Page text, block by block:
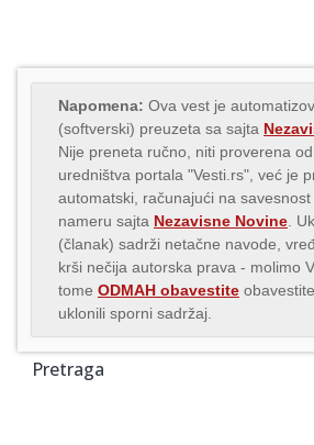
Napomena: Ova vest je
(softverski) preuzeta sa sajta
Nije preneta ručno, niti proverena
uredništva portala "Vesti.rs", već je
automatski, računajući na savesnost
nameru sajta Nezavisne Novine .
(članak) sadrži netačne navode,
krši nečija autorska prava - molimo
tome ODMAH obavestite
uklonili sporni sadržaj.
Pretraga